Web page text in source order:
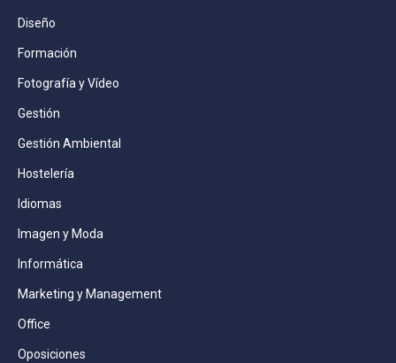
Diseño
Formación
Fotografía y Vídeo
Gestión
Gestión Ambiental
Hostelería
Idiomas
Imagen y Moda
Informática
Marketing y Management
Office
Oposiciones